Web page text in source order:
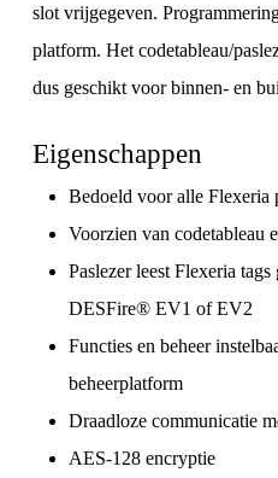
slot vrijgegeven.
platform. Het codetableau/
dus geschikt voor binnen- en
Eigenschappen
Bedoeld voor alle Flexeria
Voorzien van codetableau
Paslezer leest Flexeria
DESFire® EV1 of EV2
Functies en beheer
beheerplatform
Draadloze communicatie
AES-128 encryptie